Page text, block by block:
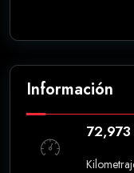
Información
72,973